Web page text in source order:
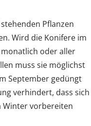
Pflanzen
Wird die Konifere im
oder aller
muss sie möglichst
September gedüngt
verhindert, dass sich
Winter vorbereiten